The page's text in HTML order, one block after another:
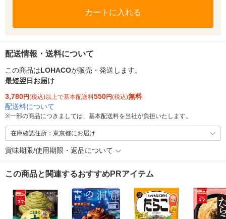
カートに入れる
配送情報・送料について
この商品はLOHACOが販売・発送します。
最短翌日お届け
3,780円(税込)以上で基本配送料550円(税込)無料
配送料について
※一部の商品につきましては、基本配送料を当社が負担いたします。
在庫確認住所：東京都にお届け
賞味期限/使用期限・返品について
この商品と関連するおすすめPRアイテム